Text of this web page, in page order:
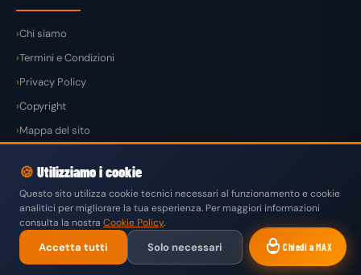
Chi siamo
Termini e Condizioni
Privacy Policy
Copyright
Mappa del sito
© 2026 GuconShopdi Guglielmo Conte — Tutti i diritti riservati.
VISA MASTERCARD PAYPAL KLARNA SATISPAY
BONIFICO Chiedi a MAX
🍪 Utilizziamo i cookie
Questo sito utilizza cookie tecnici necessari al funzionamento e cookie
analitici per migliorare la tua esperienza. Per maggiori informazioni
consulta la nostra Cookie Policy.
Accetta tutti Solo necessari